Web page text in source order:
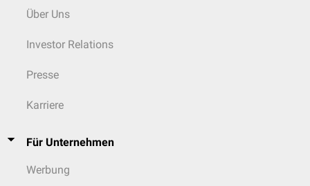
Über Uns
Investor Relations
Presse
Karriere
Für Unternehmen
Werbung